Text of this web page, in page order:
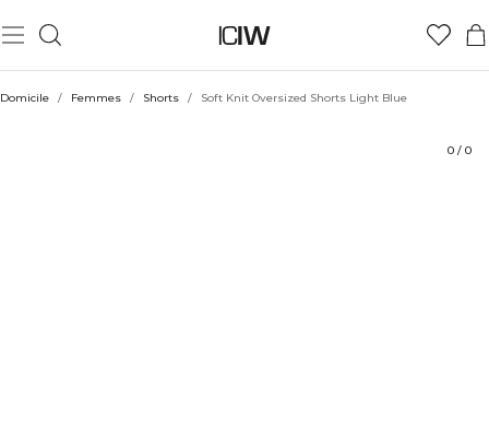
Domicile / Femmes / Shorts / Soft Knit Oversized Shorts Light Blue
0 / 0